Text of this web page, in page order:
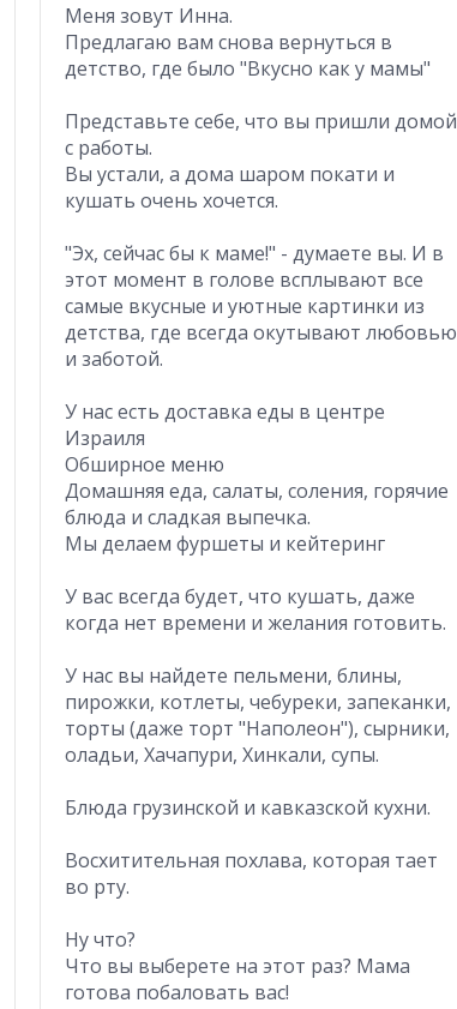
Меня зовут Инна.
Предлагаю вам снова вернуться в
детство, где было "Вкусно как у мамы"
Представьте себе, что вы пришли домой
с работы.
Вы устали, а дома шаром покати и
кушать очень хочется.
"Эх, сейчас бы к маме!" - думаете вы. И в
этот момент в голове всплывают все
самые вкусные и уютные картинки из
детства, где всегда окутывают любовью
и заботой.
У нас есть доставка еды в центре
Израиля
Обширное меню
Домашняя еда, салаты, соления, горячие
блюда и сладкая выпечка.
Мы делаем фуршеты и кейтеринг
У вас всегда будет, что кушать, даже
когда нет времени и желания готовить.
У нас вы найдете пельмени, блины,
пирожки, котлеты, чебуреки, запеканки,
торты (даже торт "Наполеон"), сырники,
оладьи, Хачапури, Хинкали, супы.
Блюда грузинской и кавказской кухни.
Восхитительная похлава, которая тает
во рту.
Ну что?
Что вы выберете на этот раз? Мама
готова побаловать вас!